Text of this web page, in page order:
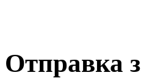
Отправка